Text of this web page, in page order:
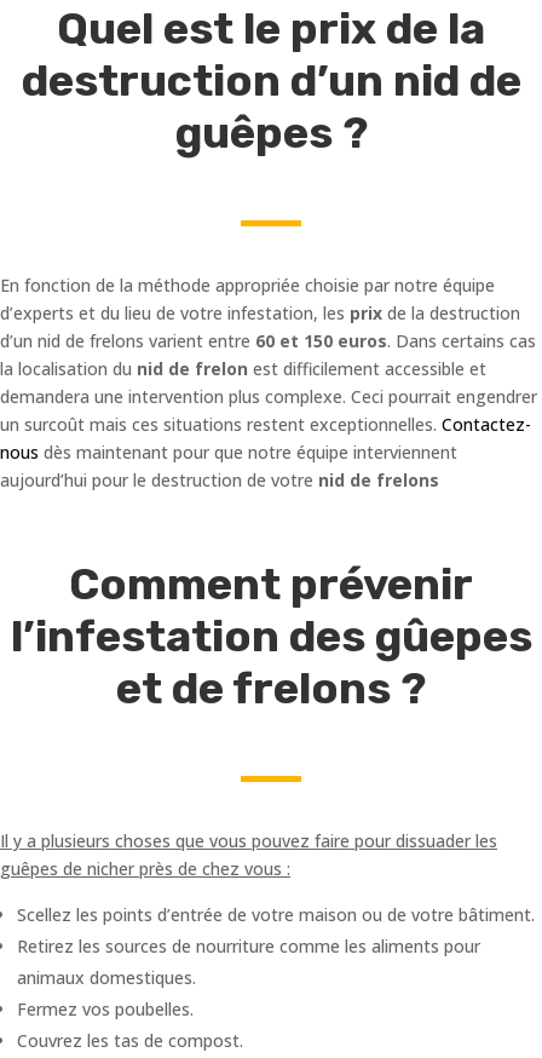
Quel est le prix de la
destruction d’un nid de
guêpes ?
En fonction de la méthode appropriée choisie par notre équipe
d’experts et du lieu de votre infestation, les prix de la destruction
d’un nid de frelons varient entre 60 et 150 euros. Dans certains cas
la localisation du nid de frelon est difficilement accessible et
demandera une intervention plus complexe. Ceci pourrait engendrer
un surcoût mais ces situations restent exceptionnelles. Contactez-
nous dès maintenant pour que notre équipe interviennent
aujourd’hui pour le destruction de votre nid de frelons
Comment prévenir
l’infestation des gûepes
et de frelons ?
Il y a plusieurs choses que vous pouvez faire pour dissuader les
guêpes de nicher près de chez vous :
Scellez les points d’entrée de votre maison ou de votre bâtiment.
Retirez les sources de nourriture comme les aliments pour
animaux domestiques.
Fermez vos poubelles.
Couvrez les tas de compost.